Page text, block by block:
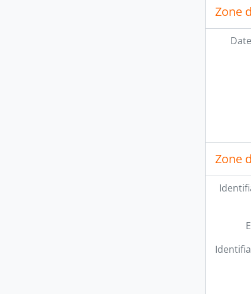
Zone
Zone